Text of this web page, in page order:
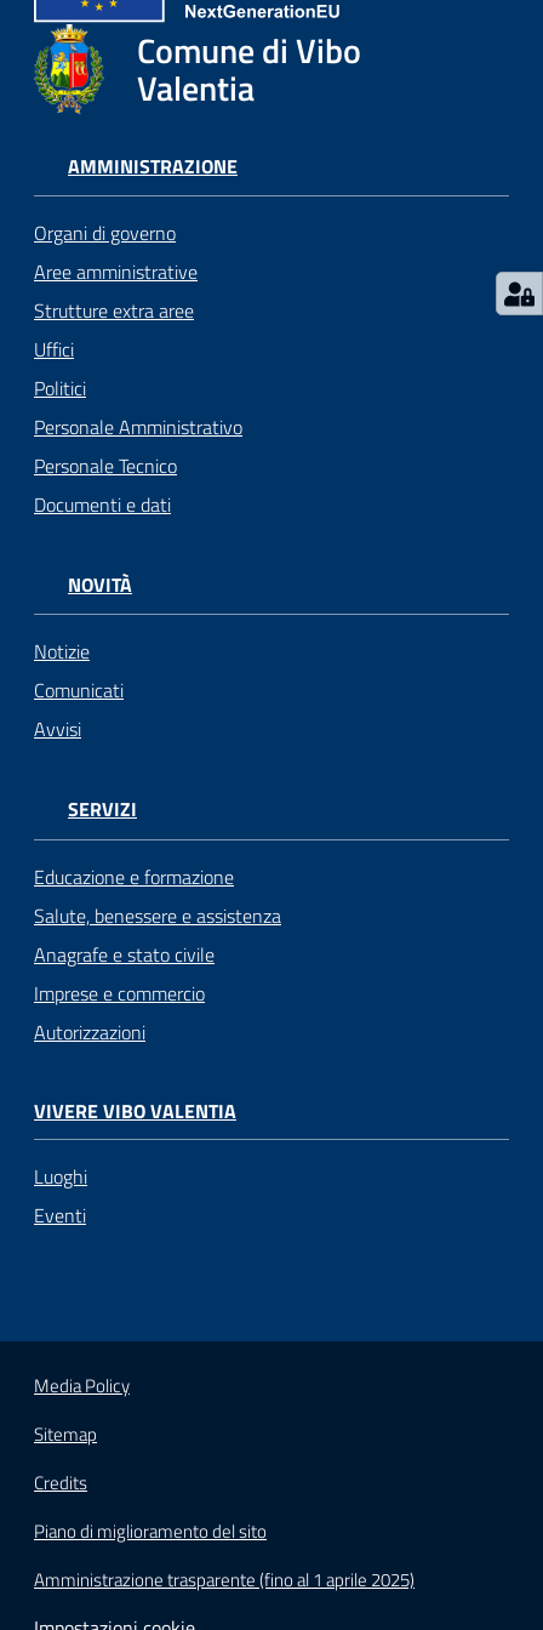
argomenti... Comune di Vibo
Valentia
AMMINISTRAZIONE
Organi di governo
Aree amministrative
Strutture extra aree
Uffici
Politici
Personale Amministrativo
Personale Tecnico
Documenti e dati
NOVITÀ
Notizie
Comunicati
Avvisi
SERVIZI
Educazione e formazione
Salute, benessere e assistenza
Anagrafe e stato civile
Imprese e commercio
Autorizzazioni
VIVERE VIBO VALENTIA
Luoghi
Eventi
Media Policy
Sitemap
Credits
Piano di miglioramento del sito
Amministrazione trasparente (fino al 1 aprile 2025)